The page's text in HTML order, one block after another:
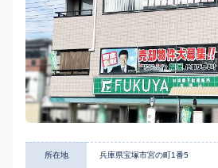
所在地 兵庫県宝塚市宮の町1番5